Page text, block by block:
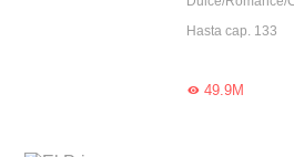
Hasta cap. 133
49.9M